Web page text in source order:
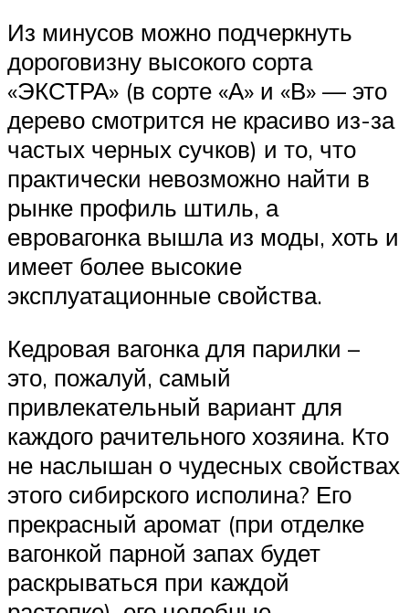
Из минусов можно подчеркнуть
дороговизну высокого сорта
«ЭКСТРА» (в сорте «А» и «В» — это
дерево смотрится не красиво из-за
частых черных сучков) и то, что
практически невозможно найти в
рынке профиль штиль, а
евровагонка вышла из моды, хоть и
имеет более высокие
эксплуатационные свойства.
Кедровая вагонка для парилки –
это, пожалуй, самый
привлекательный вариант для
каждого рачительного хозяина. Кто
не наслышан о чудесных свойствах
этого сибирского исполина? Его
прекрасный аромат (при отделке
вагонкой парной запах будет
раскрываться при каждой